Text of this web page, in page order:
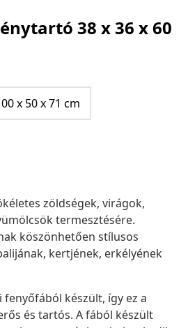
38 x 36 x 60
x 50 x 71 cm
zöldségek, virágok,
termesztésére.
köszönhetően stílusos
kertjének, erkélyének
készült, így ez a
és tartós. A fából készült